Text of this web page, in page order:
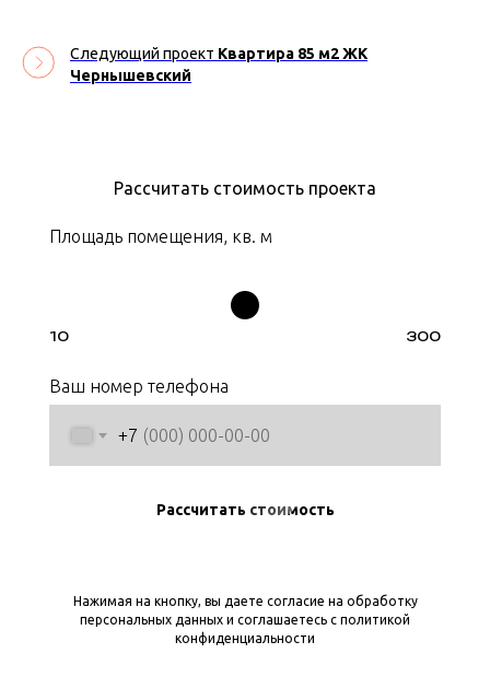
Следующий проект Квартира 85 м2 ЖК
Чернышевский
Рассчитать стоимость проекта
Площадь помещения, кв. м
10 300
Ваш номер телефона
+7
Рассчитать стоимость
Нажимая на кнопку, вы даете согласие на обработку
персональных данных и соглашаетесь c политикой
конфиденциальности